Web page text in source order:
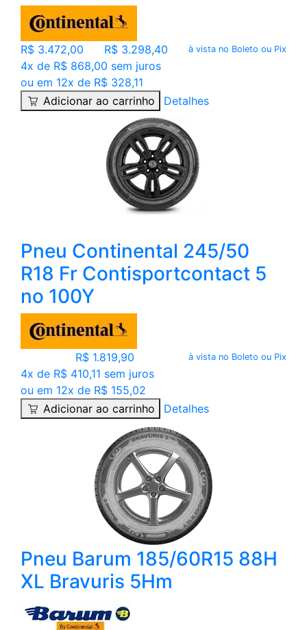
R$ 3.472,00 R$ 3.298,40 à vista no Boleto ou Pix
4x de R$ 868,00 sem juros
ou em 12x de R$ 328,11
Adicionar ao carrinho
Detalhes
Pneu Continental 245/50
R18 Fr Contisportcontact 5
no 100Y
R$ 1.819,90 à vista no Boleto ou Pix
4x de R$ 410,11 sem juros
ou em 12x de R$ 155,02
Adicionar ao carrinho
Detalhes
Pneu Barum 185/60R15 88H
XL Bravuris 5Hm